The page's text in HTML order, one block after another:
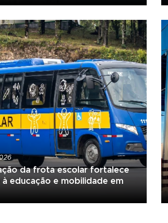
da frota escolar fortalece
à educação e mobilidade em